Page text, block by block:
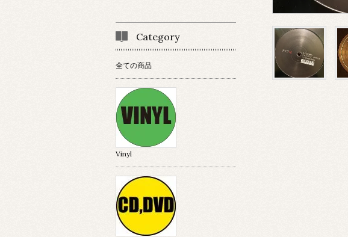
Category
全ての商品
Vinyl